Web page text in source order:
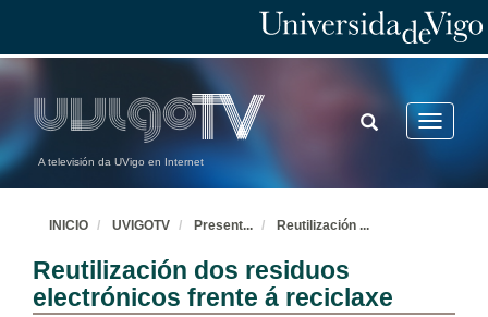
A televisión da UVigo en Internet
Toggle
TOGGLE
SEARCH
INICIO UVIGOTV Present... Reutilización ...
Reutilización dos residuos
electrónicos frente á reciclaxe